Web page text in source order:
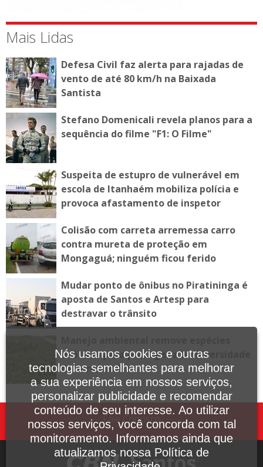
Mais Lidas
Defesa Civil faz alerta para rajadas de
vento de até 80 km/h na Baixada
Santista
Stefano Domenicali revela planos para a
sequência do filme "F1: O Filme"
Suspeita de estupro de vulnerável em
escola de Itanhaém mobiliza polícia e
provoca afastamento de inspetor
Colisão com carreta arremessa carro
contra mureta de proteção em
Mongaguá; ninguém ficou ferido
Mudar ponto de ônibus no Piratininga é
aposta de Santos e Artesp para
destravar o trânsito
exóticas para proteger a biodiversidade
da Serra do Mar
Fale Conosco
Nós usamos cookies e outras
tecnologias semelhantes para melhorar
a sua experiência em nossos serviços,
personalizar publicidade e recomendar
conteúdo de seu interesse. Ao utilizar
nossos serviços, você concorda com tal
monitoramento. Informamos ainda que
atualizamos nossa Política de